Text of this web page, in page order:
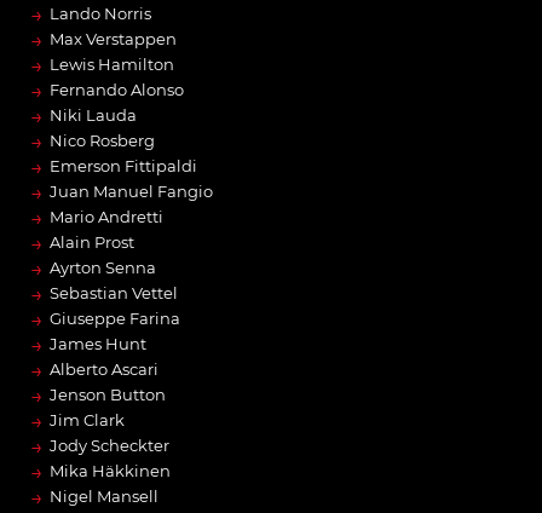
→ Lando Norris
→ Max Verstappen
→ Lewis Hamilton
→ Fernando Alonso
→ Niki Lauda
→ Nico Rosberg
→ Emerson Fittipaldi
→ Juan Manuel Fangio
→ Mario Andretti
→ Alain Prost
→ Ayrton Senna
→ Sebastian Vettel
→ Giuseppe Farina
→ James Hunt
→ Alberto Ascari
→ Jenson Button
→ Jim Clark
→ Jody Scheckter
→ Mika Häkkinen
→ Nigel Mansell